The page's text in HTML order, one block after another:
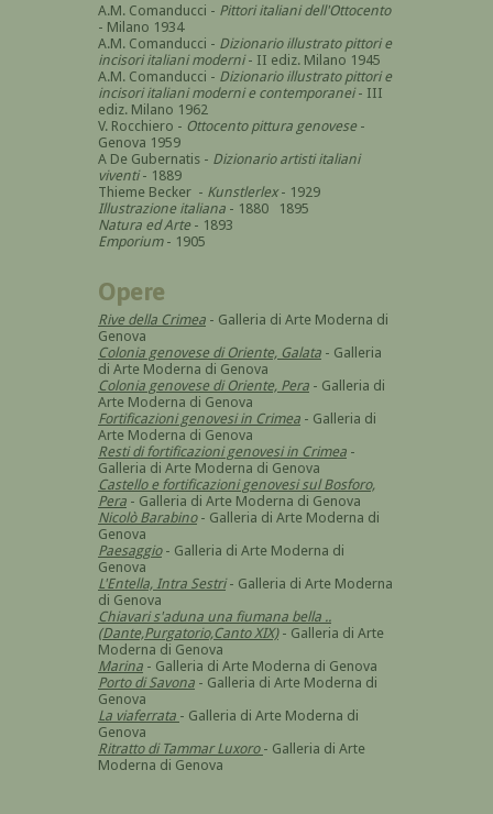
A.M. Comanducci - Pittori italiani dell'Ottocento
- Milano 1934
A.M. Comanducci - Dizionario illustrato pittori e
incisori italiani moderni- II ediz. Milano 1945
A.M. Comanducci - Dizionario illustrato pittori e
incisori italiani moderni e contemporanei- III
ediz. Milano 1962
V. Rocchiero - Ottocento pittura genovese -
Genova 1959
A De Gubernatis - Dizionario artisti italiani
viventi- 1889
Thieme Becker - Kunstlerlex- 1929
Illustrazione italiana - 1880 1895
Natura ed Arte - 1893
Emporium- 1905
Opere
Rive della Crimea - Galleria di Arte Moderna di
Genova
Colonia genovese di Oriente, Galata - Galleria
di Arte Moderna di Genova
Colonia genovese di Oriente, Pera - Galleria di
Arte Moderna di Genova
Fortificazioni genovesi in Crimea - Galleria di
Arte Moderna di Genova
Resti di fortificazioni genovesi in Crimea -
Galleria di Arte Moderna di Genova
Castello e fortificazioni genovesi sul Bosforo,
Pera - Galleria di Arte Moderna di Genova
Nicolò Barabino- Galleria di Arte Moderna di
Genova
Paesaggio- Galleria di Arte Moderna di
Genova
L'Entella, Intra Sestri- Galleria di Arte Moderna
di Genova
Chiavari s'aduna una fiumana bella ..
(Dante,Purgatorio,Canto XIX)- Galleria di Arte
Moderna di Genova
Marina - Galleria di Arte Moderna di Genova
Porto di Savona - Galleria di Arte Moderna di
Genova
La viaferrata - Galleria di Arte Moderna di
Genova
Ritratto di Tammar Luxoro - Galleria di Arte
Moderna di Genova